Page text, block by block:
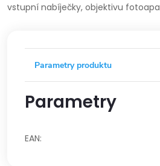
vstupní nabíječky, objektivu
Parametry produktu
Parametry
EAN: